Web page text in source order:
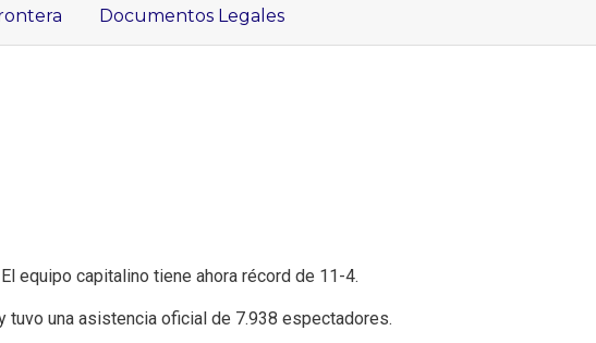
Documentos Legales
equipo capitalino tiene ahora récord de 11-4.
tuvo una asistencia oficial de 7.938 espectadores.